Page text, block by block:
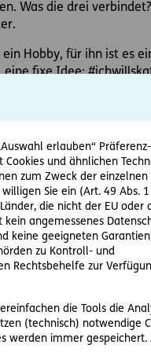
erlauben“
und ähnlichen
zum Zweck der einzelnen
Sie ein (Art. 49 Abs. 1
die nicht der EU oder
angemessenes
keine geeigneten
zu Kontroll- und
Rechtsbehelfe zur
die Tools die
(technisch) notwendige
werden immer
Was die drei
Hobby, für ihn ist es
eine fixe Idee:
seither täglich in der
Bei den
Wettbewerb
nur gegen die
hin, 2024 bei Olympia
Skaten bringen kann.
Skater